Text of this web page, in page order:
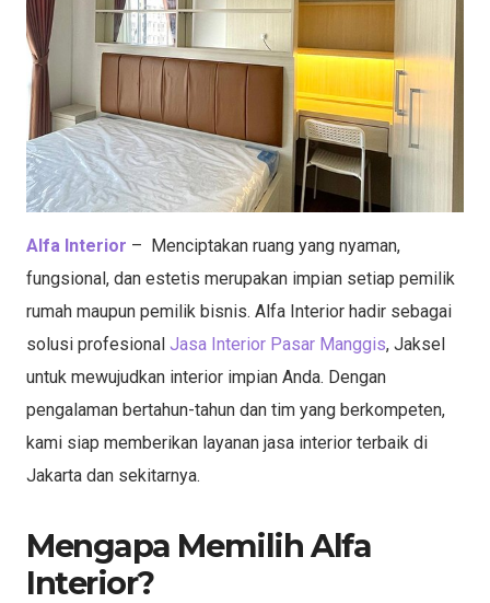
Alfa Interior – Menciptakan ruang yang nyaman,
fungsional, dan estetis merupakan impian setiap pemilik
rumah maupun pemilik bisnis. Alfa Interior hadir sebagai
solusi profesional Jasa Interior Pasar Manggis, Jaksel
untuk mewujudkan interior impian Anda. Dengan
pengalaman bertahun-tahun dan tim yang berkompeten,
kami siap memberikan layanan jasa interior terbaik di
Jakarta dan sekitarnya.
Mengapa Memilih Alfa
Interior?